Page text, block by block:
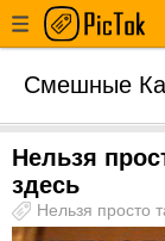
Смешные
Нельзя
здесь
Нельзя просто